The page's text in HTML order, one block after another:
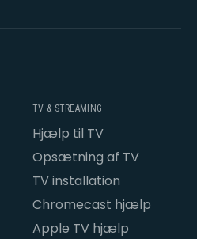
TV & STREAMING
Hjælp til TV
Opsætning af TV
TV installation
Chromecast hjælp
Apple TV hjælp